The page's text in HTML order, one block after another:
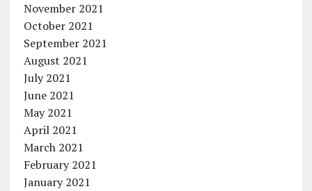
November 2021
October 2021
September 2021
August 2021
July 2021
June 2021
May 2021
April 2021
March 2021
February 2021
January 2021